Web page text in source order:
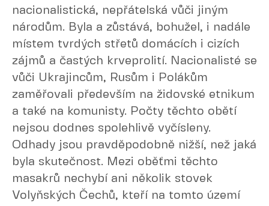
nacionalistická, nepřátelská vůči jiným
národům. Byla a zůstává, bohužel, i nadále
místem tvrdých střetů domácích i cizích
zájmů a častých krveprolití. Nacionalisté se
vůči Ukrajincům, Rusům i Polákům
zaměřovali především na židovské etnikum
a také na komunisty. Počty těchto obětí
nejsou dodnes spolehlivě vyčísleny.
Odhady jsou pravděpodobně nižší, než jaká
byla skutečnost. Mezi oběťmi těchto
masakrů nechybí ani několik stovek
Volyňských Čechů, kteří na tomto území